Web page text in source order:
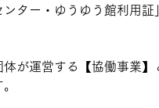
事業 館だより
ター・ゆうゆう館利用証
が運営する【協働事業】